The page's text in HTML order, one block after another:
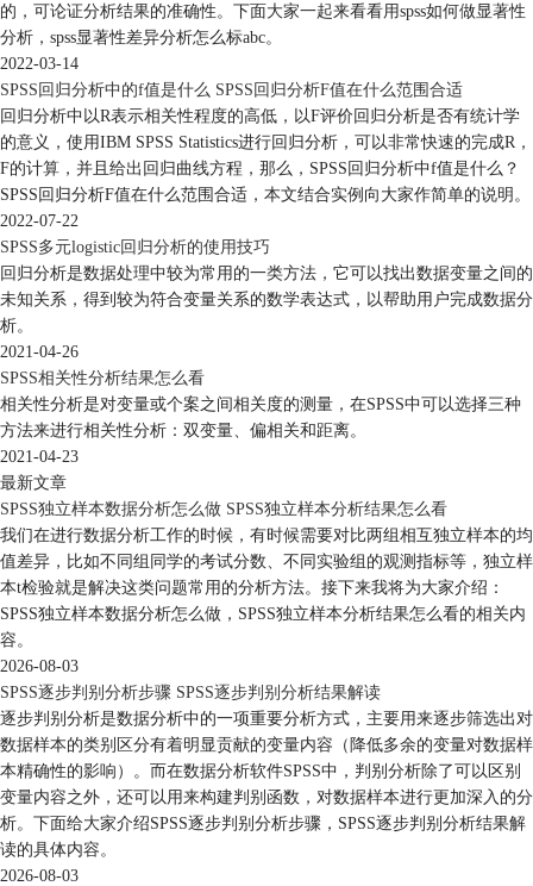
的，可论证分析结果的准确性。下面大家一起来看看用spss如何做显著性
分析，spss显著性差异分析怎么标abc。
2022-03-14
SPSS回归分析中的f值是什么 SPSS回归分析F值在什么范围合适
回归分析中以R表示相关性程度的高低，以F评价回归分析是否有统计学
的意义，使用IBM SPSS Statistics进行回归分析，可以非常快速的完成R，
F的计算，并且给出回归曲线方程，那么，SPSS回归分析中f值是什么？
SPSS回归分析F值在什么范围合适，本文结合实例向大家作简单的说明。
2022-07-22
SPSS多元logistic回归分析的使用技巧
回归分析是数据处理中较为常用的一类方法，它可以找出数据变量之间的
未知关系，得到较为符合变量关系的数学表达式，以帮助用户完成数据分
析。
2021-04-26
SPSS相关性分析结果怎么看
相关性分析是对变量或个案之间相关度的测量，在SPSS中可以选择三种
方法来进行相关性分析：双变量、偏相关和距离。
2021-04-23
最新文章
SPSS独立样本数据分析怎么做 SPSS独立样本分析结果怎么看
我们在进行数据分析工作的时候，有时候需要对比两组相互独立样本的均
值差异，比如不同组同学的考试分数、不同实验组的观测指标等，独立样
本t检验就是解决这类问题常用的分析方法。接下来我将为大家介绍：
SPSS独立样本数据分析怎么做，SPSS独立样本分析结果怎么看的相关内
容。
2026-08-03
SPSS逐步判别分析步骤 SPSS逐步判别分析结果解读
逐步判别分析是数据分析中的一项重要分析方式，主要用来逐步筛选出对
数据样本的类别区分有着明显贡献的变量内容（降低多余的变量对数据样
本精确性的影响）。而在数据分析软件SPSS中，判别分析除了可以区别
变量内容之外，还可以用来构建判别函数，对数据样本进行更加深入的分
析。下面给大家介绍SPSS逐步判别分析步骤，SPSS逐步判别分析结果解
读的具体内容。
2026-08-03